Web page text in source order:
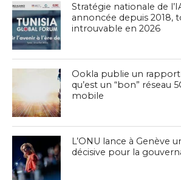
Stratégie nationale de
annoncée depuis 2018,
introuvable en 2026
Ookla publie un
qu’est un “bon” réseau
mobile
L’ONU lance à Genève
décisive pour la